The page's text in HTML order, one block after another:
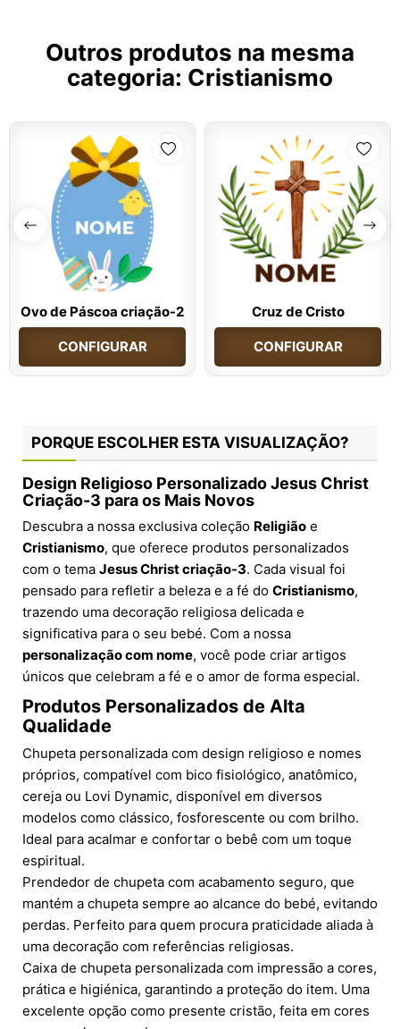
Outros produtos na mesma
categoria: Cristianismo
Ovo de Páscoa criação-2
CONFIGURAR
Cruz de Cristo
CONFIGURAR
PORQUE ESCOLHER ESTA VISUALIZAÇÃO?
Design Religioso Personalizado Jesus Christ
Criação-3 para os Mais Novos
Descubra a nossa exclusiva coleção Religião e
Cristianismo, que oferece produtos personalizados
com o tema Jesus Christ criação-3. Cada visual foi
pensado para refletir a beleza e a fé do Cristianismo,
trazendo uma decoração religiosa delicada e
significativa para o seu bebé. Com a nossa
personalização com nome, você pode criar artigos
únicos que celebram a fé e o amor de forma especial.
Produtos Personalizados de Alta
Qualidade
Chupeta personalizada com design religioso e nomes
próprios, compatível com bico fisiológico, anatômico,
cereja ou Lovi Dynamic, disponível em diversos
modelos como clássico, fosforescente ou com brilho.
Ideal para acalmar e confortar o bebê com um toque
espiritual.
Prendedor de chupeta com acabamento seguro, que
mantém a chupeta sempre ao alcance do bebé, evitando
perdas. Perfeito para quem procura praticidade aliada à
uma decoração com referências religiosas.
Caixa de chupeta personalizada com impressão a cores,
prática e higiénica, garantindo a proteção do item. Uma
excelente opção como presente cristão, feita em cores